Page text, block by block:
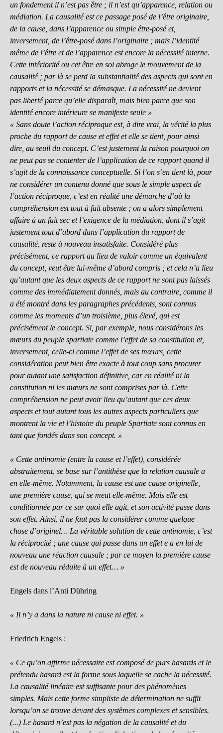
un fondement il n’est pas être ; il n’est qu’apparence, relation ou
médiation. La causalité est ce passage posé de l’être originaire,
de la cause, dans l’apparence ou simple être-posé et,
inversement, de l’être-posé dans l’originaire ; mais l’identité
même de l’être et de l’apparence est encore la nécessité interne.
Cette intériorité ou cet être en soi abroge le mouvement de la
causalité ; par là se perd la substantialité des aspects qui sont en
rapports et la nécessité se démasque. La nécessité ne devient
pas liberté parce qu’elle disparaît, mais bien parce que son
identité encore intérieure se manifeste seule »
« Sans doute l’action réciproque est, à dire vrai, la vérité la plus
proche du rapport de cause et effet et elle se tient, pour ainsi
dire, au seuil du concept. C’est justement la raison pourquoi on
ne peut pas se contenter de l’application de ce rapport quand il
s’agit de la connaissance conceptuelle. Si l’on s’en tient là, pour
ne considérer un contenu donné que sous le simple aspect de
l’action réciproque, c’est en réalité une démarche d’où la
compréhension est tout à fait absente ; on a alors simplement
affaire à un fait sec et l’exigence de la médiation, dont il s’agit
justement tout d’abord dans l’application du rapport de
causalité, reste à nouveau insatisfaite. Considéré plus
précisément, ce rapport au lieu de valoir comme un équivalent
du concept, veut être lui-même d’abord compris ; et cela n’a lieu
qu’autant que les deux aspects de ce rapport ne sont pas laissés
comme des immédiatement donnés, mais au contraire, comme il
a été montré dans les paragraphes précédents, sont connus
comme les moments d’un troisième, plus élevé, qui est
précisément le concept. Si, par exemple, nous considérons les
mœurs du peuple spartiate comme l’effet de sa constitution et,
inversement, celle-ci comme l’effet de ses mœurs, cette
considération peut bien être exacte à tout coup sans procurer
pour autant une satisfaction définitive, car en réalité ni la
constitution ni les mœurs ne sont comprises par là. Cette
compréhension ne peut avoir lieu qu’autant que ces deux
aspects et tout autant tous les autres aspects particuliers que
montrent la vie et l’histoire du peuple Spartiate sont connus en
tant que fondés dans son concept. »
« Cette antinomie (entre la cause et l’effet), considérée
abstraitement, se base sur l’antithèse que la relation causale a
en elle-même. Notamment, la cause est une cause originelle,
une première cause, qui se meut elle-même. Mais elle est
conditionnée par ce sur quoi elle agit, et son activité passe dans
son effet. Ainsi, il ne faut pas la considérer comme quelque
chose d’originel… La véritable solution de cette antinomie, c’est
la réciprocité ; une cause qui passe dans un effet e a en lui de
nouveau une réaction causale ; par ce moyen la première cause
est de nouveau réduite à un effet… »
Engels dans l’Anti Dühring
« Il n’y a dans la nature ni cause ni effet. »
Friedrich Engels :
« Ce qu’on affirme nécessaire est composé de purs hasards et le
prétendu hasard est la forme sous laquelle se cache la nécessité.
La causalité linéaire est suffisante pour des phénomènes
simples. Mais cette forme simpliste de détermination ne suffit
lorsqu’on se trouve devant des systèmes complexes et sensibles.
(...) Le hasard n’est pas la négation de la causalité et du